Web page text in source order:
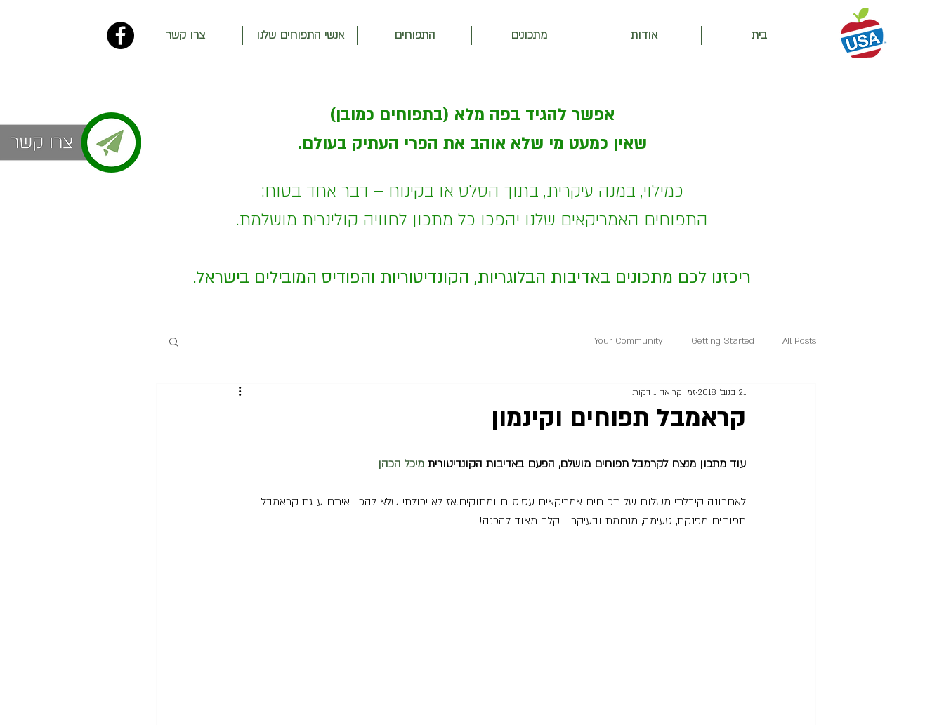
בית אודות מתכונים התפוחים אנשי התפוחים שלנו צרו קשר
אפשר להגיד בפה מלא (בתפוחים כמובן)
שאין כמעט מי שלא אוהב את הפרי העתיק בעולם.
כמילוי, במנה עיקרית, בתוך הסלט או בקינוח – דבר אחד בטוח:
התפוחים האמריקאים שלנו יהפכו כל מתכון לחוויה קולינרית מושלמת.
ריכזנו לכם מתכונים באדיבות הבלוגריות, הקונדיטוריות והפודיס המובילים בישראל.
All Posts
Getting Started
Your Community
קראמבל תפוחים וקינמון
21 בנוב׳ 2018 זמן קריאה 1 דקות
עוד מתכון מנצח לקרמבל תפוחים מושלם, הפעם באדיבות הקונדיטורית מיכל הכהן
לאחרונה קיבלתי משלוח של תפוחים אמריקאים עסיסיים ומתוקים.אז לא יכולתי שלא להכין איתם עוגת קראמבל
תפוחים מפנקת, טעימה, מנחמת ובעיקר - קלה מאוד להכנה!